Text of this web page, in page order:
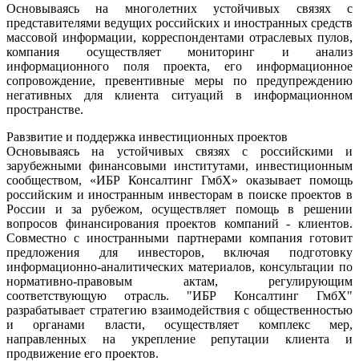
Основываясь на многолетних устойчивых связях с
представителями ведущих российских и иностранных средств
массовой информации, корреспондентами отраслевых пулов,
компания осуществляет мониторинг и анализ
информационного поля проекта, его информационное
сопровождение, превентивные меры по предупреждению
негативных для клиента ситуаций в информационном
пространстве.
Равзвитие и поддержка инвестиционных проектов
Основываясь на устойчивых связях с российскими и
зарубежными финансовыми институтами, инвестиционным
сообществом, «ИБР Консалтинг ГмбХ» оказывает помощь
российским и иностранным инвесторам в поиске проектов в
России и за рубежом, осуществляет помощь в решении
вопросов финансирования проектов компаний - клиентов.
Совместно с иностранными партнерами компания готовит
предложения для инвесторов, включая подготовку
информационно-аналитических материалов, консультации по
нормативно-правовым актам, регулирующим
соответствующую отрасль. "ИБР Консалтинг ГмбХ"
разрабатывает стратегию взаимодействия с общественностью
и органами власти, осуществляет комплекс мер,
направленных на укрепление репутации клиента и
продвижение его проектов.